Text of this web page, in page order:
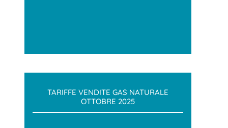
TARIFFE VENDITE GAS NATURALE
OTTOBRE 2025